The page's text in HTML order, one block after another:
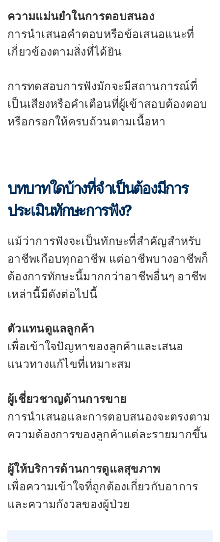
ความแม่นยำในการตอบสนอง
การนำเสนอคำตอบหรือข้อเสนอแนะที่
เกี่ยวข้องตามสิ่งที่ได้ยิน
การทดสอบการฟังมักจะมีสถานการณ์ที่
เป็นเสียงหรือคำเตือนที่ผู้เข้าสอบต้องตอบ
หรือกรอกให้ครบถ้วนตามเนื้อหา
บทบาทใดบ้างที่จำเป็นต้องมีการ
ประเมินทักษะการฟัง?
แม้ว่าการฟังจะเป็นทักษะที่สำคัญสำหรับ
อาชีพเกือบทุกอาชีพ แต่อาชีพบางอาชีพก็
ต้องการทักษะนี้มากกว่าอาชีพอื่นๆ อาชีพ
เหล่านี้มีดังต่อไปนี้
ตัวแทนดูแลลูกค้า
เพื่อเข้าใจปัญหาของลูกค้าและเสนอ
แนวทางแก้ไขที่เหมาะสม
ผู้เชี่ยวชาญด้านการขาย
การนำเสนอและการตอบสนองจะตรงตาม
ความต้องการของลูกค้าแต่ละรายมากขึ้น
ผู้ให้บริการด้านการดูแลสุขภาพ
เพื่อความเข้าใจที่ถูกต้องเกี่ยวกับอาการ
และความกังวลของผู้ป่วย